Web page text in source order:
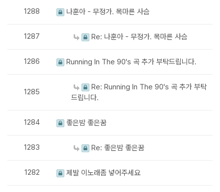
1288 나훈아 - 무정가. 목마른 사슴
1287 Re: 나훈아 - 무정가. 목마른 사슴
1286 Running In The 90's 곡 추가 부탁드립니다.
1285
Re: Running In The 90's 곡 추가 부탁
드립니다.
1284 좋은밤 좋은꿈
1283 Re: 좋은밤 좋은꿈
1282 제발 이노래좀 넣어주세요